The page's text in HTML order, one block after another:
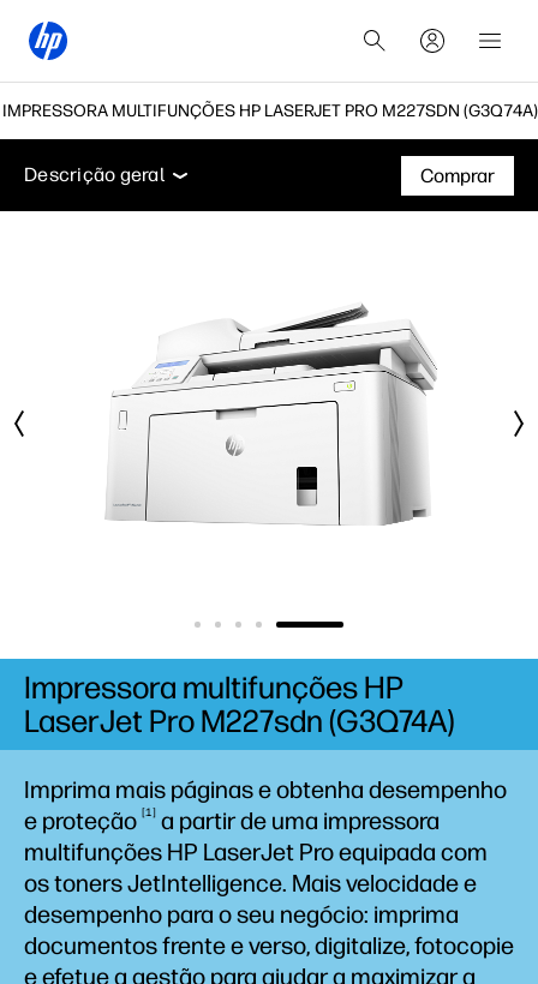
IMPRESSORA MULTIFUNÇÕES HP LASERJET PRO M227SDN (G3Q74A)
Descrição geral Funcionalidades
Especificações
Descrição geral
Especificações técnicas
Comprar
Imprima mais páginas e obtenha desempenho
e proteção 1
a partir de uma impressora
multifunções HP LaserJet Pro equipada com
os toners JetIntelligence. Mais velocidade e
desempenho para o seu negócio: imprima
documentos frente e verso, digitalize, fotocopie
e efetue a gestão para ajudar a maximizar a
Impressora multifunções HP
LaserJet Pro M227sdn (G3Q74A)